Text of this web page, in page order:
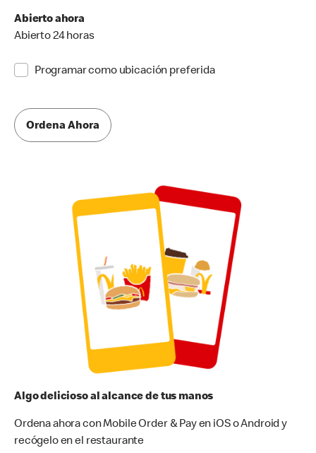
Abierto ahora
Abierto 24 horas
Programar como ubicación preferida
Ordena Ahora
Algo delicioso al alcance de tus manos
Ordena ahora con Mobile Order & Pay en iOS o Android y
recógelo en el restaurante